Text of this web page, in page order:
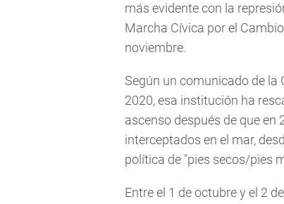
más evidente con la
Marcha Cívica por el
noviembre.
Según un comunicado de la
2020, esa institución ha
ascenso después de que
interceptados en el mar,
política de "pies secos/pies
Entre el 1 de octubre y el 2